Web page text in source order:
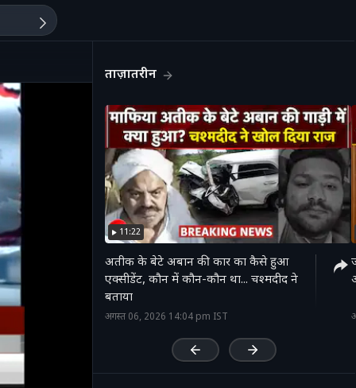
ताज़ातरीन
11:22
अतीक के बेटे अबान की कार का कैसे हुआ
एक्‍सीडेंट, कौन में कौन-कौन था... चश्‍मदीद ने
बताया
अगस्त 06, 2026 14:04 pm IST